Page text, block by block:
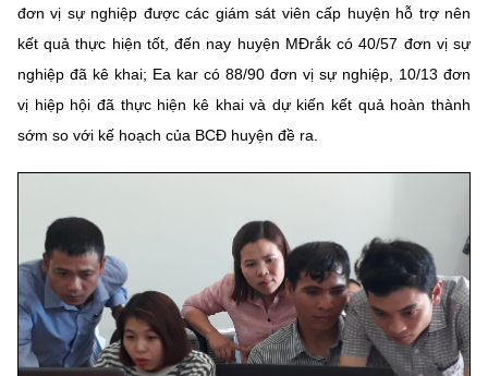
đơn vị sự nghiệp được các giám sát viên cấp huyện hỗ trợ nên
kết quả thực hiện tốt, đến nay huyện MĐrắk có 40/57 đơn vị sự
nghiệp đã kê khai; Ea kar có 88/90 đơn vị sự nghiệp, 10/13 đơn
vị hiệp hội đã thực hiện kê khai và dự kiến kết quả hoàn thành
sớm so với kế hoạch của BCĐ huyện đề ra.